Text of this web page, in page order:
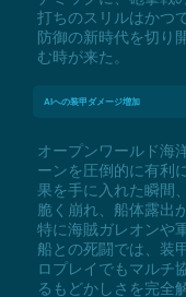
打ちのスリルはかつ
防御の新時代を切り
む時が来た。
AIへの装甲ダメージ増加
オープンワールド海
ーンを圧倒的に有利
果を手に入れた瞬間
脆く崩れ、船体露出
特に海賊ガレオンや
船との死闘では、装
ロプレイでもマルチ
るもどかしさを完全